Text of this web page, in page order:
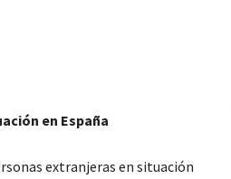
en España
extranjeras en situación